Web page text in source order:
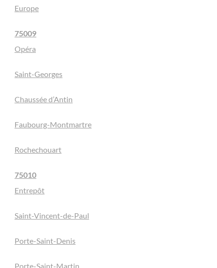
Europe
75009
Opéra
Saint-Georges
Chaussée d’Antin
Faubourg-Montmartre
Rochechouart
75010
Entrepôt
Saint-Vincent-de-Paul
Porte-Saint-Denis
Porte-Saint-Martin